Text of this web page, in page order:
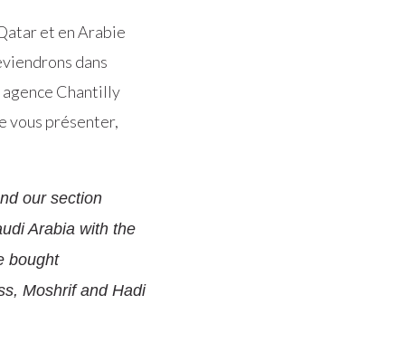
et en Arabie
dans
agence Chantilly
vous présenter,
our section
Arabia with the
bought
Moshrif and Hadi